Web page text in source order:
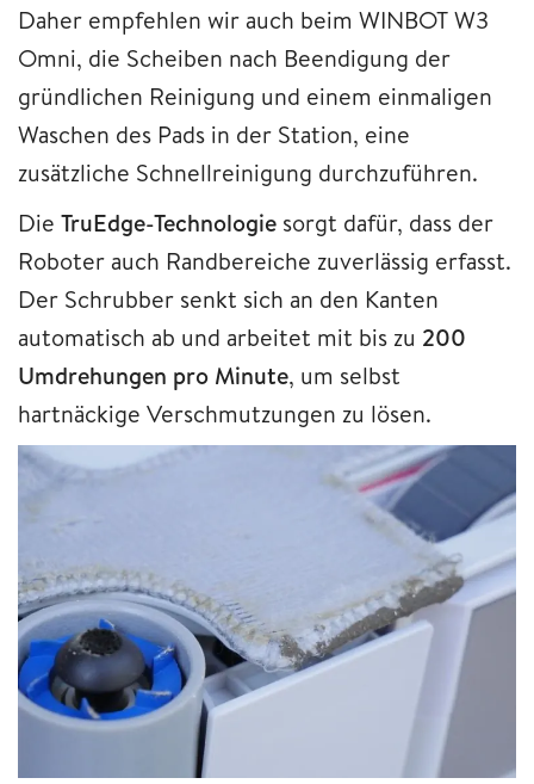
Daher empfehlen wir auch beim WINBOT W3
Omni, die Scheiben nach Beendigung der
gründlichen Reinigung und einem einmaligen
Waschen des Pads in der Station, eine
zusätzliche Schnellreinigung durchzuführen.
Die TruEdge-Technologie sorgt dafür, dass der
Roboter auch Randbereiche zuverlässig erfasst.
Der Schrubber senkt sich an den Kanten
automatisch ab und arbeitet mit bis zu 200
Umdrehungen pro Minute, um selbst
hartnäckige Verschmutzungen zu lösen.